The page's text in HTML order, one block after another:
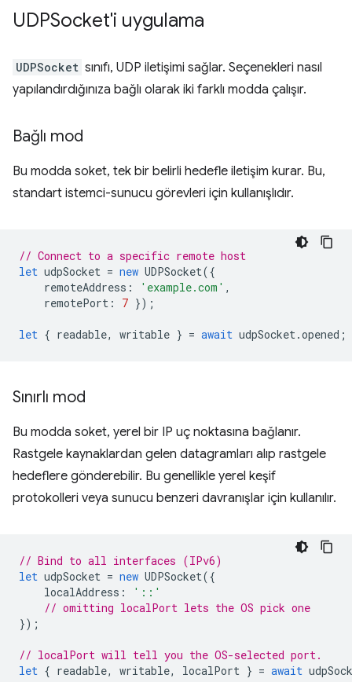
UDPSocket'i uygulama
UDPSocket sınıfı, UDP iletişimi sağlar. Seçenekleri nasıl
yapılandırdığınıza bağlı olarak iki farklı modda çalışır.
Bağlı mod
Bu modda soket, tek bir belirli hedefle iletişim kurar. Bu,
standart istemci-sunucu görevleri için kullanışlıdır.
// Connect to a specific remote host
let udpSocket = new UDPSocket({
remoteAddress : 'example.com' ,
remotePort : 7 });
let { readable, writable } = await udpSocket.opened ;
Sınırlı mod
Bu modda soket, yerel bir IP uç noktasına bağlanır.
Rastgele kaynaklardan gelen datagramları alıp rastgele
hedeflere gönderebilir. Bu genellikle yerel keşif
protokolleri veya sunucu benzeri davranışlar için kullanılır.
// Bind to all interfaces (IPv6)
let udpSocket = new UDPSocket({
localAddress :
'::'
// omitting localPort lets the OS pick one
});
// localPort will tell you the OS-selected port.
let { readable, writable, localPort } = await